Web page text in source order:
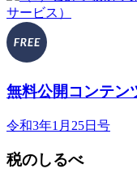
無料公開コンテン
令和3年1月25日号
税のしるべ